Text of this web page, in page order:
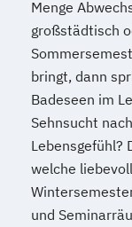
Menge
großstädtisch
bringt, dann
Badeseen im
Sehnsucht
Lebensgefühl?
welche
und